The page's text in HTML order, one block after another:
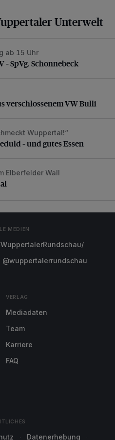
Unterwelt
SpVg. Schonnebeck
ab 15 Uhr
SpVg. Schonnebeck
VW Bulli
verschlossenem VW Bulli
– und gutes Essen
Wuppertal!“
– und gutes Essen
Elberfelder Wall
MEDIEN
@wuppertalerrundschau
VERLAG
Mediadaten
Team
Karriere
FAQ
Datenerhebung